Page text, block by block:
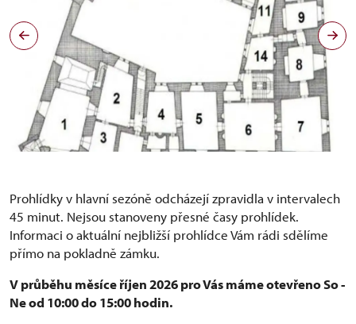
Prohlídky v hlavní sezóně odcházejí zpravidla v intervalech
45 minut. Nejsou stanoveny přesné časy prohlídek.
Informaci o aktuální nejbližší prohlídce Vám rádi sdělíme
přímo na pokladně zámku.
V průběhu měsíce říjen 2026 pro Vás máme otevřeno So -
Ne od 10:00 do 15:00 hodin.